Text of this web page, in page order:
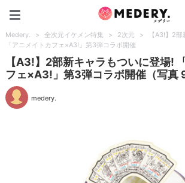
Medery. > 全次元イケメン特集 > 2次元 >
【A3!】2
「アニメイトカフェ×A3!」第3弾コラボ開催
【A3!】2部新キャラもついに登場!
フェ×A3!」第3弾コラボ開催（写真
medery.